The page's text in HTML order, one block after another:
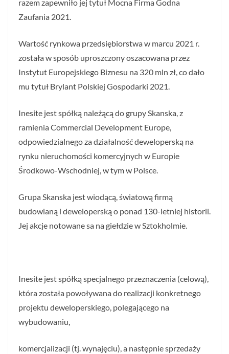
razem zapewniło jej tytuł Mocna Firma Godna
Zaufania 2021.
Wartość rynkowa przedsiębiorstwa w marcu 2021 r.
została w sposób uproszczony oszacowana przez
Instytut Europejskiego Biznesu na 320 mln zł, co dało
mu tytuł Brylant Polskiej Gospodarki 2021.
Inesite jest spółką należącą do grupy Skanska, z
ramienia Commercial Development Europe,
odpowiedzialnego za działalność deweloperską na
rynku nieruchomości komercyjnych w Europie
Środkowo-Wschodniej, w tym w Polsce.
Grupa Skanska jest wiodącą, światową firmą
budowlaną i deweloperską o ponad 130-letniej historii.
Jej akcje notowane sa na giełdzie w Sztokholmie.
Inesite jest spółką specjalnego przeznaczenia (celową),
która została powoływana do realizacji konkretnego
projektu deweloperskiego, polegającego na
wybudowaniu,
komercjalizacji (tj. wynajęciu), a następnie sprzedaży